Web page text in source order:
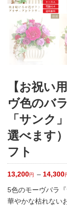
【お祝い
ヴ色のバ
「サンク
選べます
フト
13,200円 – 14,300
5色のモーヴバラ
華やかな枯れない